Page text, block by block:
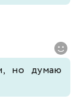
но думаю